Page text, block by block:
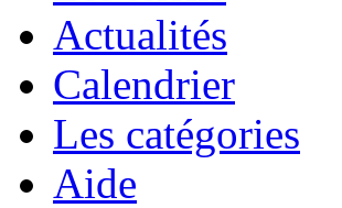
Actualités
Calendrier
Les catégories
Aide